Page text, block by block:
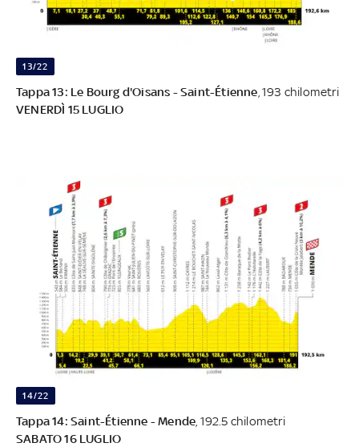
13/22
Tappa 13: Le Bourg d'Oisans - Saint-Étienne , 193 chilometri
VENERDÌ 15 LUGLIO
14/22
Tappa 14: Saint-Étienne - Mende , 192.5 chilometri
SABATO 16 LUGLIO